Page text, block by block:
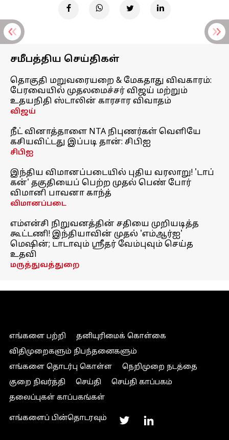
சமீபத்திய செய்திகள்
தொகுதி மறுவரையறை & மேகதாது விவகாரம்:
பேரவையில் முதலமைச்சர் விஜய் மற்றும்
உதயநிதி ஸ்டாலின் காரசார விவாதம்
விஜய்
நீட் வினாத்தாளை NTA நிபுணர்கள் வெளியே
கசியவிட்டது இப்படி தான்: சிபிஐ
சிபிஐ
இந்திய விமானப்படையில் புதிய வரலாறு! 'டாப்
கன்' தகுதியைப் பெற்ற முதல் பெண் போர்
விமானி பாவனா காந்த்
விமானப்படை
எம்என்சி நிறுவனத்தின் சதியை முறியடித்த
கூட்டணி! இந்தியாவின் முதல் 'எம்ஆர்ஐ'
மெஷின்; டாடாவும் ஸ்ரீதர் வேம்புவும் செய்த
உதவி
மருத்துவத்துறை
எங்களை பற்றி
தனியுரிமைக் கொள்கை
விதிமுறைகளும் நிபந்தனைகளும்
எங்களை தொடர்பு கொள்ள
நெறிமுறை நடத்தை
குறை நிவர்த்தி
செய்தி
செய்தி காப்பகம்
தலைப்புகள் காப்பகங்கள்
எங்களைப் பின்தொடரவும்